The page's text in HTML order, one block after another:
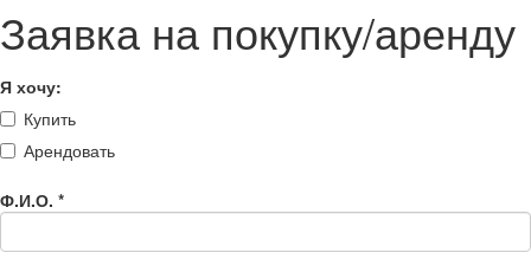
Заявка на покупку/аренду
Я хочу:
Купить
Арендовать
Ф.И.О. *